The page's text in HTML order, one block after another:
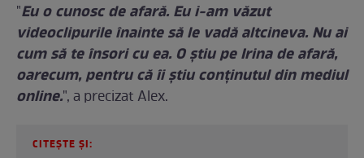
"Eu o cunosc de afară. Eu i-am văzut
videoclipurile înainte să le vadă altcineva. Nu ai
cum să te însori cu ea. O știu pe Irina de afară,
oarecum, pentru că îi știu conținutul din mediul
online.", a precizat Alex.
CITEȘTE ȘI: